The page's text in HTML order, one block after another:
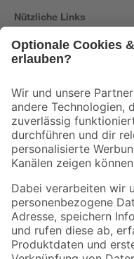
Nützliche Links
Der toom Newsletter: Keine
Zur Newsletter
Folge uns
Zahlungsarten